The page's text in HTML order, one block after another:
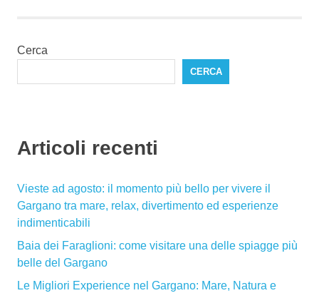
Cerca
CERCA
Articoli recenti
Vieste ad agosto: il momento più bello per vivere il
Gargano tra mare, relax, divertimento ed esperienze
indimenticabili
Baia dei Faraglioni: come visitare una delle spiagge più
belle del Gargano
Le Migliori Experience nel Gargano: Mare, Natura e